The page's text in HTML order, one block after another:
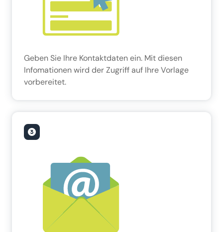
Geben Sie Ihre Kontaktdaten ein. Mit diesen
Infomationen wird der Zugriff auf Ihre Vorlage
vorbereitet.